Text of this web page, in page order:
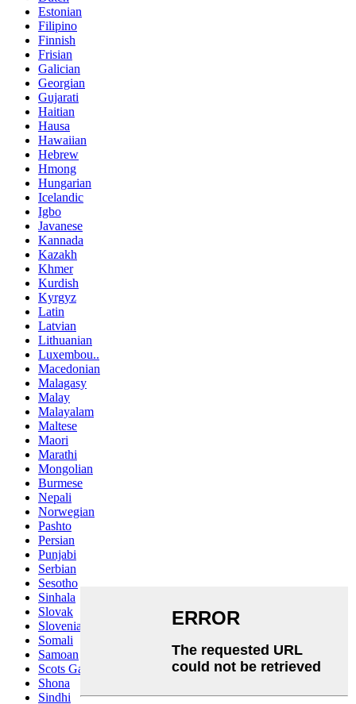
Estonian
Filipino
Finnish
Frisian
Galician
Georgian
Gujarati
Haitian
Hausa
Hawaiian
Hebrew
Hmong
Hungarian
Icelandic
Igbo
Javanese
Kannada
Kazakh
Khmer
Kurdish
Kyrgyz
Latin
Latvian
Lithuanian
Luxembou..
Macedonian
Malagasy
Malay
Malayalam
Maltese
Maori
Marathi
Mongolian
Burmese
Nepali
Norwegian
Pashto
Persian
Punjabi
Serbian
Sesotho
Sinhala
Slovak
Slovenian
Somali
Samoan
Scots Gaelic
Shona
Sindhi